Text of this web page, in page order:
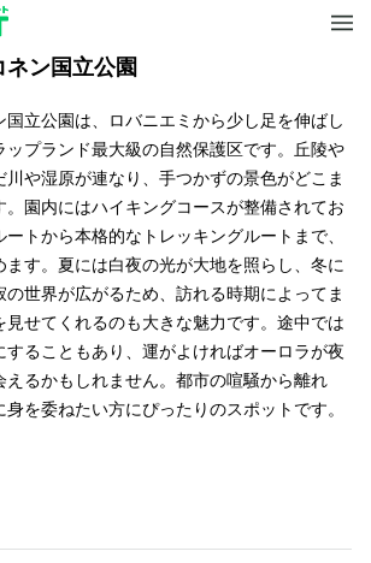
ン国立公園
国立公園は、ロバニエミから少し足を伸ばし
ップランド最大級の自然保護区です。丘陵や
や湿原が連なり、手つかずの景色がどこま
。園内にはハイキングコースが整備されてお
ートから本格的なトレッキングルートまで、
ます。夏には白夜の光が大地を照らし、冬に
の世界が広がるため、訪れる時期によってま
見せてくれるのも大きな魅力です。途中では
することもあり、運がよければオーロラが夜
えるかもしれません。都市の喧騒から離れ
を委ねたい方にぴったりのスポットです。